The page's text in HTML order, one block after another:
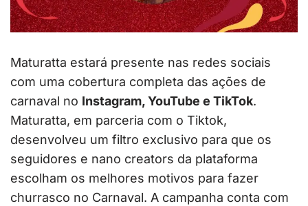
Maturatta estará presente nas redes sociais
com uma cobertura completa das ações de
carnaval no Instagram, YouTube e TikTok.
Maturatta, em parceria com o Tiktok,
desenvolveu um filtro exclusivo para que os
seguidores e nano creators da plataforma
escolham os melhores motivos para fazer
churrasco no Carnaval. A campanha conta com